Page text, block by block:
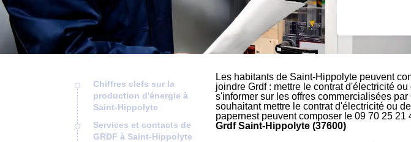
Chiffres clefs sur la
production d'énergie à
Saint-Hippolyte
Services et contacts de
GRDF à Saint-Hippolyte
Les habitants de Saint-Hippolyte peuvent
joindre Grdf : mettre le contrat d'électricité
s'informer sur les offres commercialisées
souhaitant mettre le contrat d'électricité ou
papernest peuvent composer le 09 70 25 21
Grdf Saint-Hippolyte (37600)